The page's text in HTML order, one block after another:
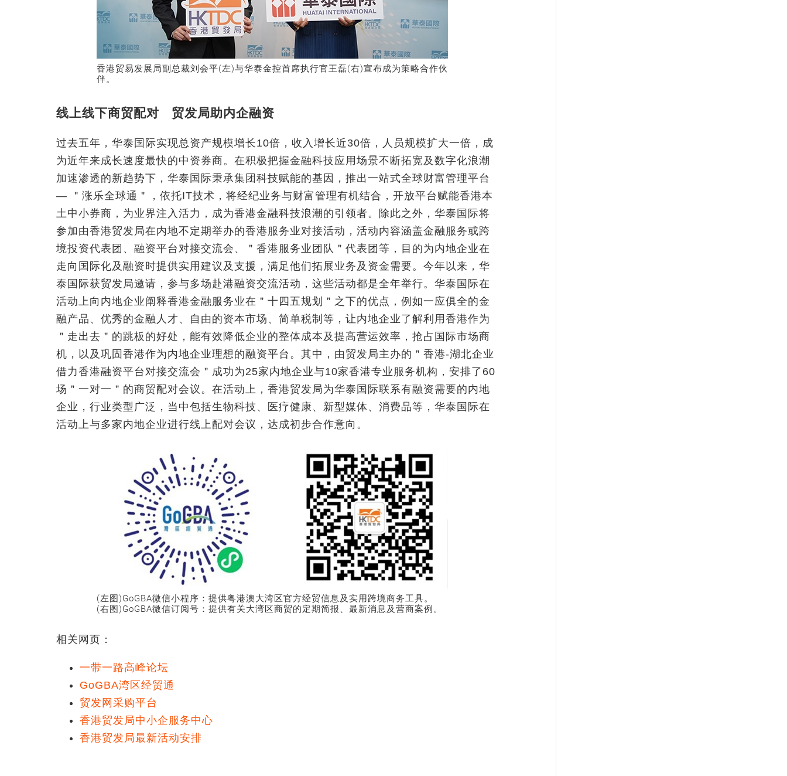
香港贸易发展局副总裁刘会平(左)与华泰金控首席执行官王磊(右)宣布成为策略合作伙
伴。
线上线下商贸配对 贸发局助内企融资
过去五年，华泰国际实现总资产规模增长10倍，收入增长近30倍，人员规模扩大一倍，成
为近年来成长速度最快的中资券商。在积极把握金融科技应用场景不断拓宽及数字化浪潮
加速渗透的新趋势下，华泰国际秉承集团科技赋能的基因，推出一站式全球财富管理平台
— ＂涨乐全球通＂，依托IT技术，将经纪业务与财富管理有机结合，开放平台赋能香港本
土中小券商，为业界注入活力，成为香港金融科技浪潮的引领者。除此之外，华泰国际将
参加由香港贸发局在内地不定期举办的香港服务业对接活动，活动内容涵盖金融服务或跨
境投资代表团、融资平台对接交流会、＂香港服务业团队＂代表团等，目的为内地企业在
走向国际化及融资时提供实用建议及支援，满足他们拓展业务及资金需要。今年以来，华
泰国际获贸发局邀请，参与多场赴港融资交流活动，这些活动都是全年举行。华泰国际在
活动上向内地企业阐释香港金融服务业在＂十四五规划＂之下的优点，例如一应俱全的金
融产品、优秀的金融人才、自由的资本市场、简单税制等，让内地企业了解利用香港作为
＂走出去＂的跳板的好处，能有效降低企业的整体成本及提高营运效率，抢占国际市场商
机，以及巩固香港作为内地企业理想的融资平台。其中，由贸发局主办的＂香港-湖北企业
借力香港融资平台对接交流会＂成功为25家内地企业与10家香港专业服务机构，安排了60
场＂一对一＂的商贸配对会议。在活动上，香港贸发局为华泰国际联系有融资需要的内地
企业，行业类型广泛，当中包括生物科技、医疗健康、新型媒体、消费品等，华泰国际在
活动上与多家内地企业进行线上配对会议，达成初步合作意向。
(左图)GoGBA微信小程序：提供粤港澳大湾区官方经贸信息及实用跨境商务工具。
(右图)GoGBA微信订阅号：提供有关大湾区商贸的定期简报、最新消息及营商案例。
相关网页：
一带一路高峰论坛
GoGBA湾区经贸通
贸发网采购平台
香港贸发局中小企服务中心
香港贸发局最新活动安排